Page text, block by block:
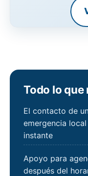
Todo lo que
El contacto de
emergencia
instante
Apoyo para
después del